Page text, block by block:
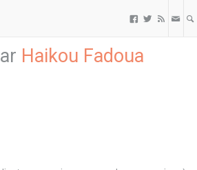
  
Haikou Fadoua